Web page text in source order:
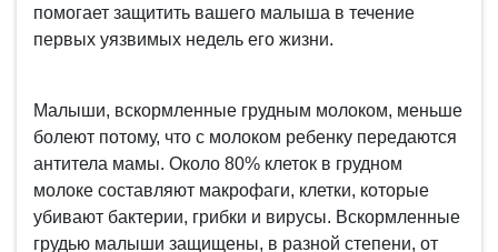
помогает защитить вашего малыша в течение
первых уязвимых недель его жизни.
Малыши, вскормленные грудным молоком, меньше
болеют потому, что с молоком ребенку передаются
антитела мамы. Около 80% клеток в грудном
молоке составляют макрофаги, клетки, которые
убивают бактерии, грибки и вирусы. Вскормленные
грудью малыши защищены, в разной степени, от